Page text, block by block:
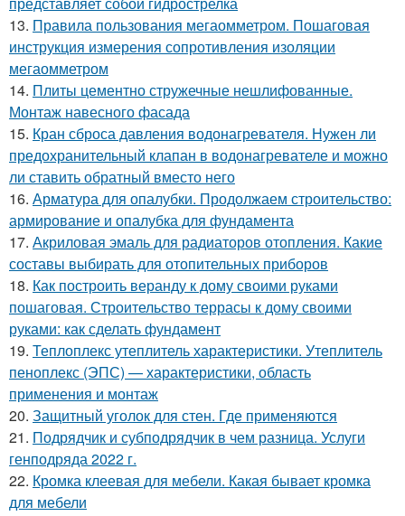
13. Правила пользования мегаомметром. Пошаговая
инструкция измерения сопротивления изоляции
мегаомметром
14. Плиты цементно стружечные нешлифованные.
Монтаж навесного фасада
15. Кран сброса давления водонагревателя. Нужен ли
предохранительный клапан в водонагревателе и можно
ли ставить обратный вместо него
16. Арматура для опалубки. Продолжаем строительство:
армирование и опалубка для фундамента
17. Акриловая эмаль для радиаторов отопления. Какие
составы выбирать для отопительных приборов
18. Как построить веранду к дому своими руками
пошаговая. Строительство террасы к дому своими
руками: как сделать фундамент
19. Теплоплекс утеплитель характеристики. Утеплитель
пеноплекс (ЭПС) — характеристики, область
применения и монтаж
20. Защитный уголок для стен. Где применяются
21. Подрядчик и субподрядчик в чем разница. Услуги
генподряда 2022 г.
22. Кромка клеевая для мебели. Какая бывает кромка
для мебели